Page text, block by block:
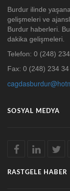
Burdur ilinde
gelişmeleri ve
Burdur haberleri.
dakika gelişmeleri.
Telefon: 0 (248)
Fax: 0 (248) 234
SOSYAL MEDYA
RASTGELE HABER